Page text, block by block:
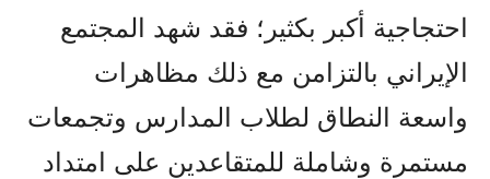
احتجاجية أكبر بكثير؛ فقد شهد المجتمع
الإيراني بالتزامن مع ذلك مظاهرات
واسعة النطاق لطلاب المدارس وتجمعات
مستمرة وشاملة للمتقاعدين على امتداد